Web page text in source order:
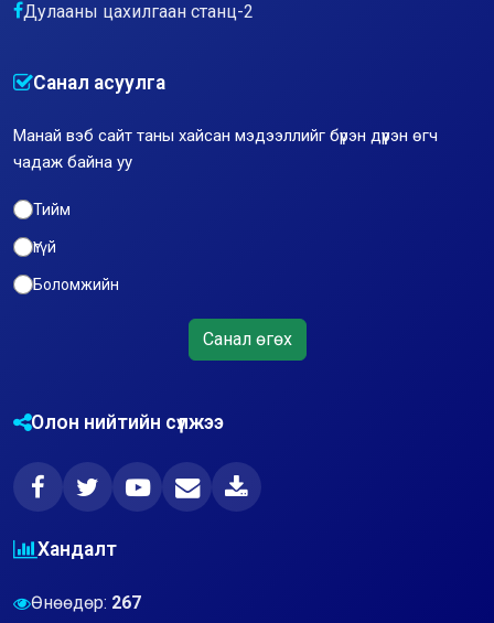
Дулааны цахилгаан станц-2
Санал асуулга
Манай вэб сайт таны хайсан мэдээллийг бүрэн дүүрэн өгч
чадаж байна уу
Тийм
Үгүй
Боломжийн
Санал өгөх
Олон нийтийн сүлжээ
Хандалт
Өнөөдөр: 267